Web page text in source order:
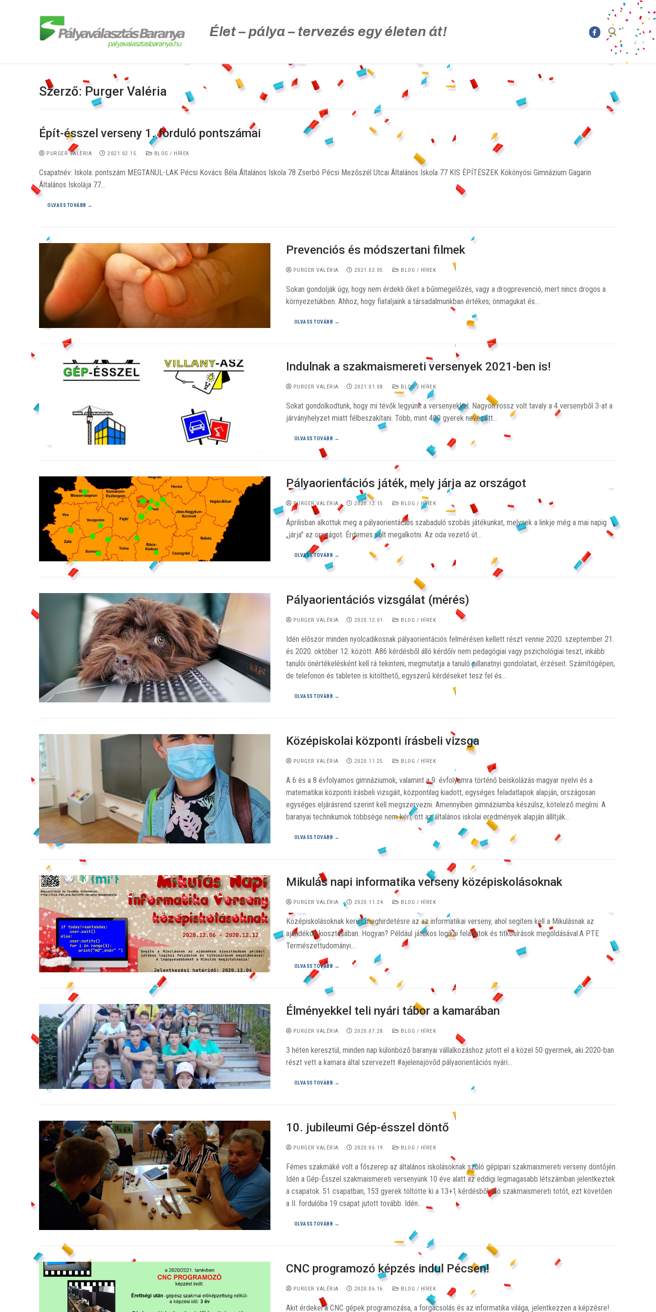
Élet – pálya – tervezés egy életen át!
Szerző: Purger Valéria
Épít-ésszel verseny 1. forduló pontszámai
PURGER VALÉRIA 2021.02.15. BLOG / HÍREK
Csapatnév: Iskola: pontszám MEGTANUL-LAK Pécsi Kovács Béla Általános Iskola 78 Zserbó Pécsi Mezőszél Utcai Általános Iskola 77 KIS ÉPÍTÉSZEK Kökönyösi Gimnázium Gagarin
Általános Iskolája 77…
OLVASS TOVÁBB →
Prevenciós és módszertani filmek
PURGER VALÉRIA 2021.02.05. BLOG / HÍREK
Sokan gondolják úgy, hogy nem érdekli őket a bűnmegelőzés, vagy a drogprevenció, mert nincs drogos a
környezetükben. Ahhoz, hogy fiataljaink a társadalmunkban értékes, önmagukat és…
OLVASS TOVÁBB →
Indulnak a szakmaismereti versenyek 2021-ben is!
PURGER VALÉRIA 2021.01.08. BLOG / HÍREK
Sokat gondolkodtunk, hogy mi tévők legyünk a versenyekkel. Nagyon rossz volt tavaly a 4 versenyből 3-at a
járványhelyzet miatt félbeszakítani. Több, mint 400 gyerek nevezett…
OLVASS TOVÁBB →
Pályaorientációs játék, mely járja az országot
PURGER VALÉRIA 2020.12.15. BLOG / HÍREK
Áprilisban alkottuk meg a pályaorientációs szabaduló szobás játékunkat, melynek a linkje még a mai napig
„járja” az országot. Érdemes volt megalkotni. Az oda vezető út…
OLVASS TOVÁBB →
Pályaorientációs vizsgálat (mérés)
PURGER VALÉRIA 2020.12.01. BLOG / HÍREK
Idén először minden nyolcadikosnak pályaorientációs felmérésen kellett részt vennie 2020. szeptember 21.
és 2020. október 12. között. A86 kérdésből álló kérdőív nem pedagógiai vagy pszichológiai teszt, inkább
tanulói önértékelésként kell rá tekinteni, megmutatja a tanuló pillanatnyi gondolatait, érzéseit. Számítógépen,
de telefonon és tableten is kitölthető, egyszerű kérdéseket tesz fel és…
OLVASS TOVÁBB →
Középiskolai központi írásbeli vizsga
PURGER VALÉRIA 2020.11.25. BLOG / HÍREK
A 6 és a 8 évfolyamos gimnáziumok, valamint a 9. évfolyamra történő beiskolázás magyar nyelvi és a
matematikai központi írásbeli vizsgáit, központilag kiadott, egységes feladatlapok alapján, országosan
egységes eljárásrend szerint kell megszervezni. Amennyiben gimnáziumba készülsz, kötelező megírni. A
baranyai technikumok többsége nem kéri, ott az általános iskolai eredmények alapján állítják…
OLVASS TOVÁBB →
Mikulás napi informatika verseny középiskolásoknak
PURGER VALÉRIA 2020.11.24. BLOG / HÍREK
Középiskolásoknak került meghirdetésre az az informatikai verseny, ahol segíteni kell a Mikulásnak az
ajándékok kiosztásában. Hogyan? Például játékos logikai feladatok és titkosírások megoldásával.A PTE
Természettudományi…
OLVASS TOVÁBB →
Élményekkel teli nyári tábor a kamarában
PURGER VALÉRIA 2020.07.28. BLOG / HÍREK
3 héten keresztül, minden nap különböző baranyai vállalkozáshoz jutott el a közel 50 gyermek, aki 2020-ban
részt vett a kamara által szervezett #ajelenajövőd pályaorientációs nyári…
OLVASS TOVÁBB →
10. jubileumi Gép-ésszel döntő
PURGER VALÉRIA 2020.06.19. BLOG / HÍREK
Fémes szakmáké volt a főszerep az általános iskolásoknak szóló gépipari szakmaismereti verseny döntőjén.
Idén a Gép-Ésszel szakmaismereti versenyünk 10 éve alatt az eddigi legmagasabb létszámban jelentkeztek
a csapatok. 51 csapatban, 153 gyerek töltötte ki a 13+1 kérdésből álló szakmaismereti totót, ezt követően
a II. fordulóba 19 csapat jutott tovább. Idén…
OLVASS TOVÁBB →
CNC programozó képzés indul Pécsen!
PURGER VALÉRIA 2020.06.16. BLOG / HÍREK
Akit érdekel a CNC gépek programozása, a forgácsolás és az informatika világa, jelentkezzen a képzésre!